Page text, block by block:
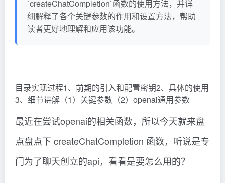
`createChatCompletion`函数的使用方法，并详
细解释了各个关键参数的作用和设置方法，帮助
读者更好地理解和应用该功能。
目录实现过程1、前期的引入和配置密钥2、具体的使用
3、细节讲解（1）关键参数（2）openai通用参数
最近在尝试openai的相关函数，所以今天就来盘
点盘点下 createChatCompletion 函数，听说是专
门为了聊天创立的api，看看是要怎么用的？